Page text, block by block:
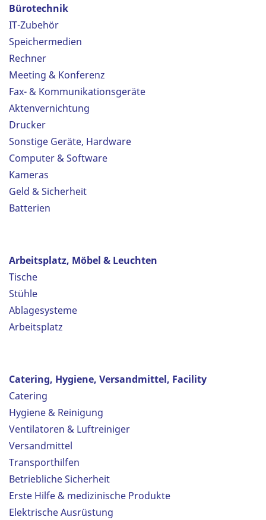
Bürotechnik
IT-Zubehör
Speichermedien
Rechner
Meeting & Konferenz
Fax- & Kommunikationsgeräte
Aktenvernichtung
Drucker
Sonstige Geräte, Hardware
Computer & Software
Kameras
Geld & Sicherheit
Batterien
Arbeitsplatz, Möbel & Leuchten
Tische
Stühle
Ablagesysteme
Arbeitsplatz
Catering, Hygiene, Versandmittel, Facility
Catering
Hygiene & Reinigung
Ventilatoren & Luftreiniger
Versandmittel
Transporthilfen
Betriebliche Sicherheit
Erste Hilfe & medizinische Produkte
Elektrische Ausrüstung